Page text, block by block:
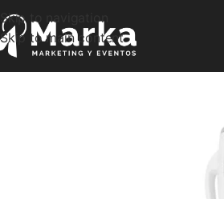
Skip to navigation
Skip to main content